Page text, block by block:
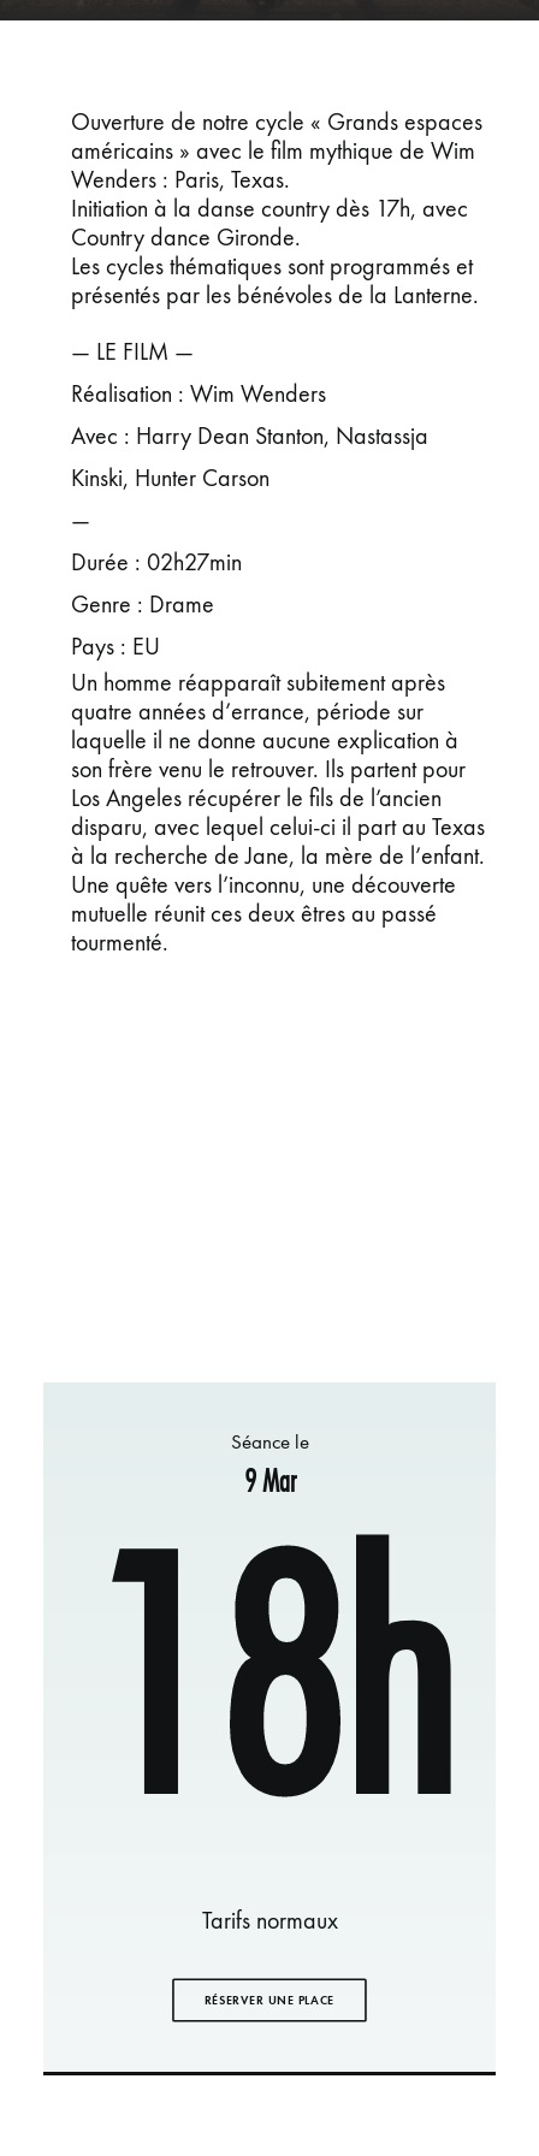
PRATIQUE
Ouverture de notre cycle « Grands espaces
américains » avec le film mythique de Wim
Wenders : Paris, Texas.
Initiation à la danse country dès 17h, avec
Country dance Gironde.
Les cycles thématiques sont programmés et
présentés par les bénévoles de la Lanterne.
— LE FILM —
Réalisation : Wim Wenders
Avec : Harry Dean Stanton, Nastassja
Kinski, Hunter Carson
—
Durée : 02h27min
Genre : Drame
Pays : EU
Un homme réapparaît subitement après
quatre années d’errance, période sur
laquelle il ne donne aucune explication à
son frère venu le retrouver. Ils partent pour
Los Angeles récupérer le fils de l’ancien
disparu, avec lequel celui-ci il part au Texas
à la recherche de Jane, la mère de l’enfant.
Une quête vers l’inconnu, une découverte
mutuelle réunit ces deux êtres au passé
tourmenté.
Séance le
9 Mar
18h
Tarifs normaux
RÉSERVER UNE PLACE